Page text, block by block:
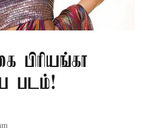
பிரியங்கா
படம்!